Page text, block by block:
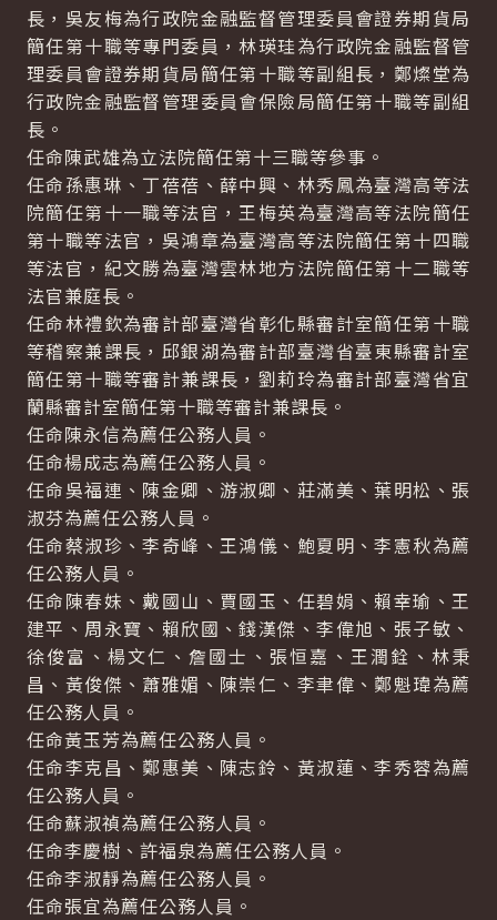
長，吳友梅為行政院金融監督管理委員會證券期貨局
簡任第十職等專門委員，林瑛珪為行政院金融監督管
理委員會證券期貨局簡任第十職等副組長，鄭燦堂為
行政院金融監督管理委員會保險局簡任第十職等副組
長。
任命陳武雄為立法院簡任第十三職等參事。
任命孫惠琳、丁蓓蓓、薛中興、林秀鳳為臺灣高等法
院簡任第十一職等法官，王梅英為臺灣高等法院簡任
第十職等法官，吳鴻章為臺灣高等法院簡任第十四職
等法官，紀文勝為臺灣雲林地方法院簡任第十二職等
法官兼庭長。
任命林禮欽為審計部臺灣省彰化縣審計室簡任第十職
等稽察兼課長，邱銀湖為審計部臺灣省臺東縣審計室
簡任第十職等審計兼課長，劉莉玲為審計部臺灣省宜
蘭縣審計室簡任第十職等審計兼課長。
任命陳永信為薦任公務人員。
任命楊成志為薦任公務人員。
任命吳福連、陳金卿、游淑卿、莊滿美、葉明松、張
淑芬為薦任公務人員。
任命蔡淑珍、李奇峰、王鴻儀、鮑夏明、李憲秋為薦
任公務人員。
任命陳春妹、戴國山、賈國玉、任碧娟、賴幸瑜、王
建平、周永寶、賴欣國、錢漢傑、李偉旭、張子敏、
徐俊富、楊文仁、詹國士、張恒嘉、王潤銓、林秉
昌、黃俊傑、蕭雅媚、陳崇仁、李聿偉、鄭魁瑋為薦
任公務人員。
任命黃玉芳為薦任公務人員。
任命李克昌、鄭惠美、陳志鈴、黃淑蓮、李秀蓉為薦
任公務人員。
任命蘇淑禎為薦任公務人員。
任命李慶樹、許福泉為薦任公務人員。
任命李淑靜為薦任公務人員。
任命張宜為薦任公務人員。